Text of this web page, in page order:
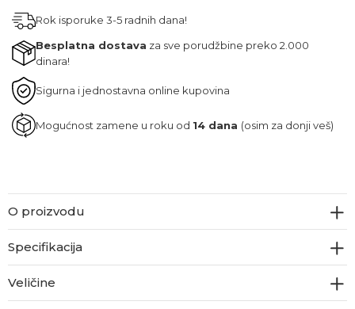
Rok isporuke 3-5 radnih dana!
Besplatna dostava za sve porudžbine preko 2.000
dinara!
Sigurna i jednostavna online kupovina
Mogućnost zamene u roku od 14 dana (osim za donji veš)
O proizvodu
Specifikacija
Veličine